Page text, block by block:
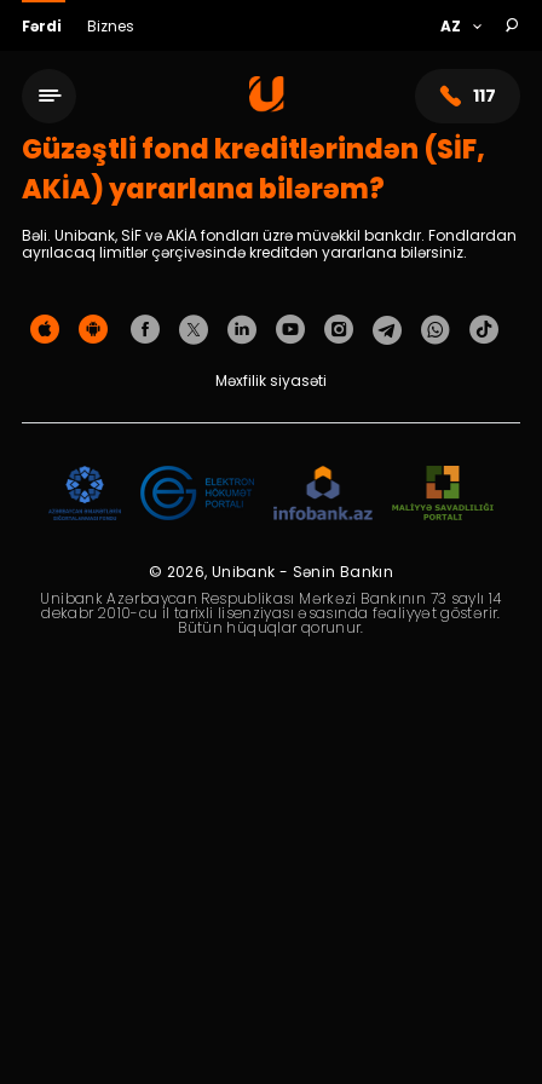
Fərdi Biznes
117
Xidmət şəbəkəsi
Bank haqqında
Keşbek
Güzəştli fond kreditlərindən (SİF,
AKİA) yararlana bilərəm?
Bəli. Unibank, SİF və AKİA fondları üzrə müvəkkil bankdır. Fondlardan
ayrılacaq limitlər çərçivəsində kreditdən yararlana bilərsiniz.
Məxfilik siyasəti
© 2026, Unibank - Sənin Bankın
Unibank Azərbaycan Respublikası Mərkəzi Bankının 73 saylı 14
dekabr 2010-cu il tarixli lisenziyası əsasında fəaliyyət göstərir.
Bütün hüquqlar qorunur.